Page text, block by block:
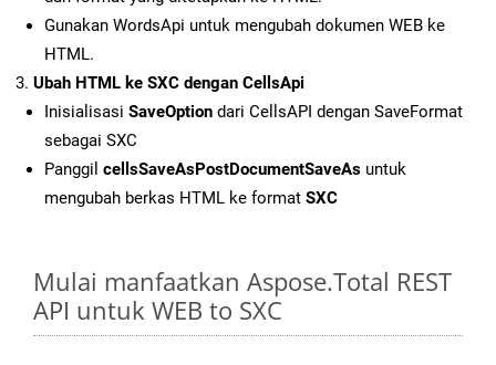
Gunakan WordsApi untuk mengubah dokumen WEB ke
HTML.
Ubah HTML ke SXC dengan CellsApi
Inisialisasi SaveOption dari CellsAPI dengan SaveFormat
sebagai SXC
Panggil cellsSaveAsPostDocumentSaveAs untuk
mengubah berkas HTML ke format SXC
Mulai manfaatkan Aspose.Total REST
API untuk WEB to SXC